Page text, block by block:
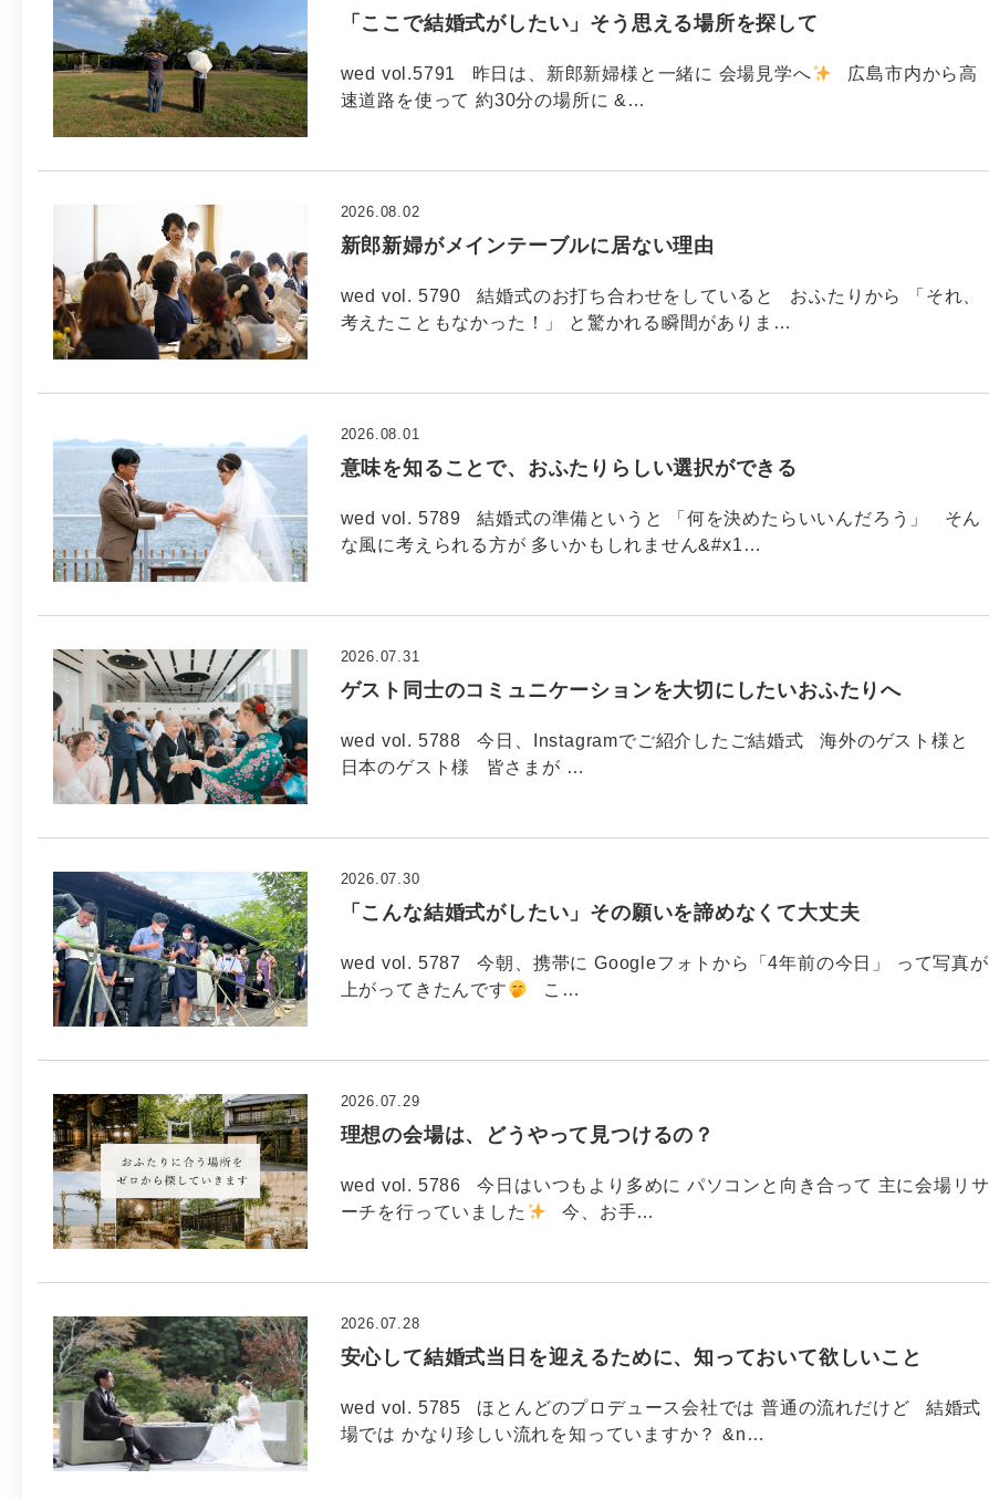
「ここで結婚式がしたい」そう思える場所を探して
wed vol.5791 昨日は、新郎新婦様と一緒に 会場見学へ
広島市内から高
速道路を使って 約30分の場所に &…
新郎新婦がメインテーブルに居ない理由
2026.08.02
wed vol. 5790 結婚式のお打ち合わせをしていると おふたりから 「それ、
考えたこともなかった！」 と驚かれる瞬間がありま…
意味を知ることで、おふたりらしい選択ができる
2026.08.01
wed vol. 5789 結婚式の準備というと 「何を決めたらいいんだろう」 そん
な風に考えられる方が 多いかもしれません&#x1…
ゲスト同士のコミュニケーションを大切にしたいおふたりへ
2026.07.31
wed vol. 5788 今日、Instagramでご紹介したご結婚式 海外のゲスト様と
日本のゲスト様 皆さまが …
「こんな結婚式がしたい」その願いを諦めなくて大丈夫
2026.07.30
wed vol. 5787 今朝、携帯に Googleフォトから「4年前の今日」 って写真が
上がってきたんです
こ…
理想の会場は、どうやって見つけるの？
2026.07.29
wed vol. 5786 今日はいつもより多めに パソコンと向き合って 主に会場リサ
ーチを行っていました
今、お手…
安心して結婚式当日を迎えるために、知っておいて欲しいこと
2026.07.28
wed vol. 5785 ほとんどのプロデュース会社では 普通の流れだけど 結婚式
場では かなり珍しい流れを知っていますか？ &n…